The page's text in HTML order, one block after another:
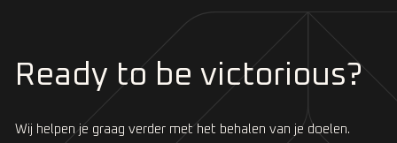
Ready to be victorious?
Wij helpen je graag verder met het behalen van je doelen.